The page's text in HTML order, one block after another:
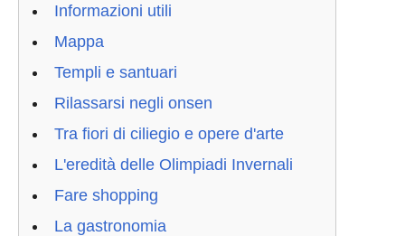
Informazioni utili
Mappa
Templi e santuari
Rilassarsi negli onsen
Tra fiori di ciliegio e opere d'arte
L'eredità delle Olimpiadi Invernali
Fare shopping
La gastronomia